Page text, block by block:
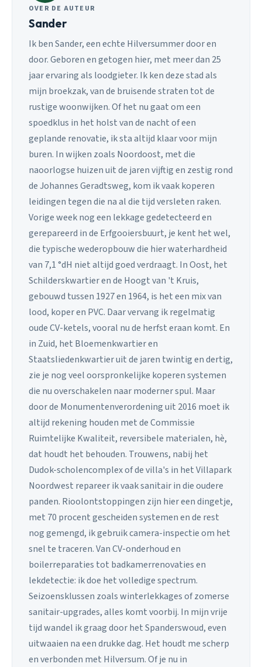
OVER DE AUTEUR
Sander
Ik ben Sander, een echte Hilversummer door en
door. Geboren en getogen hier, met meer dan 25
jaar ervaring als loodgieter. Ik ken deze stad als
mijn broekzak, van de bruisende straten tot de
rustige woonwijken. Of het nu gaat om een
spoedklus in het holst van de nacht of een
geplande renovatie, ik sta altijd klaar voor mijn
buren. In wijken zoals Noordoost, met die
naoorlogse huizen uit de jaren vijftig en zestig rond
de Johannes Geradtsweg, kom ik vaak koperen
leidingen tegen die na al die tijd versleten raken.
Vorige week nog een lekkage gedetecteerd en
gerepareerd in de Erfgooiersbuurt, je kent het wel,
die typische wederopbouw die hier waterhardheid
van 7,1 °dH niet altijd goed verdraagt. In Oost, het
Schilderskwartier en de Hoogt van 't Kruis,
gebouwd tussen 1927 en 1964, is het een mix van
lood, koper en PVC. Daar vervang ik regelmatig
oude CV-ketels, vooral nu de herfst eraan komt. En
in Zuid, het Bloemenkwartier en
Staatsliedenkwartier uit de jaren twintig en dertig,
zie je nog veel oorspronkelijke koperen systemen
die nu overschakelen naar moderner spul. Maar
door de Monumentenverordening uit 2016 moet ik
altijd rekening houden met de Commissie
Ruimtelijke Kwaliteit, reversibele materialen, hè,
dat houdt het behouden. Trouwens, nabij het
Dudok-scholencomplex of de villa's in het Villapark
Noordwest repareer ik vaak sanitair in die oudere
panden. Rioolontstoppingen zijn hier een dingetje,
met 70 procent gescheiden systemen en de rest
nog gemengd, ik gebruik camera-inspectie om het
snel te traceren. Van CV-onderhoud en
boilerreparaties tot badkamerrenovaties en
lekdetectie: ik doe het volledige spectrum.
Seizoensklussen zoals winterlekkages of zomerse
sanitair-upgrades, alles komt voorbij. In mijn vrije
tijd wandel ik graag door het Spanderswoud, even
uitwaaien na een drukke dag. Het houdt me scherp
en verbonden met Hilversum. Of je nu in